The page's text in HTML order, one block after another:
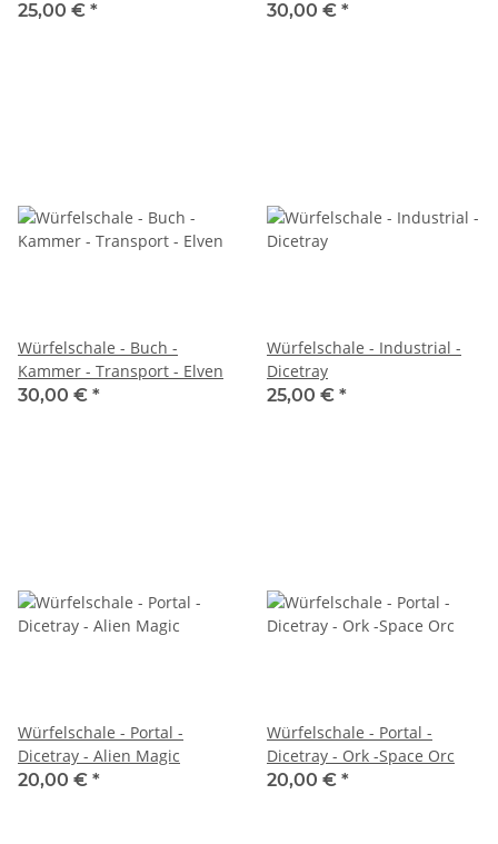
Würfelfarbe!
25,00 € *
Aufbewahrung
30,00 € *
Würfelschale - Buch -
Kammer - Transport - Elven
30,00 € *
Würfelschale - Industrial -
Dicetray
25,00 € *
Würfelschale - Portal -
Dicetray - Alien Magic
20,00 € *
Würfelschale - Portal -
Dicetray - Ork -Space Orc
20,00 € *